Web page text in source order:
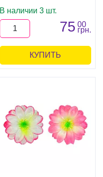
В наличии 3 шт.
75 00
грн.
КУПИТЬ